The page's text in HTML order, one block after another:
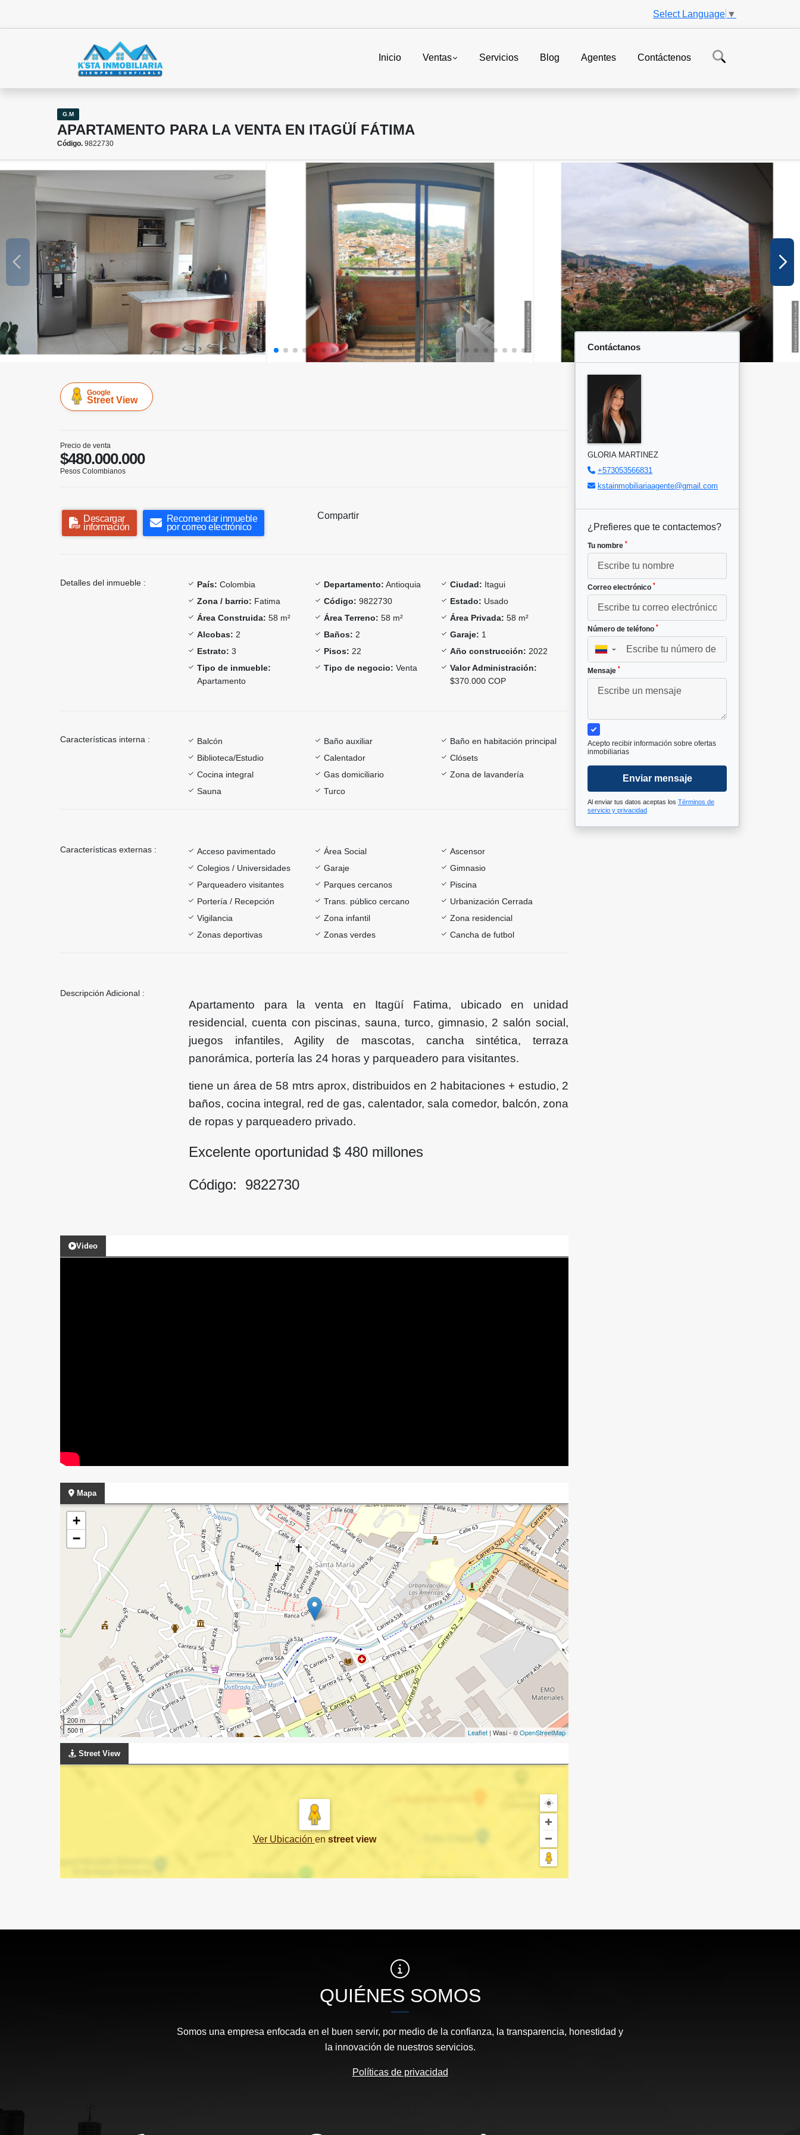
Select Language ▼
Inicio Ventas Servicios Blog Agentes Contáctenos
G.M
APARTAMENTO PARA LA VENTA EN ITAGÜÍ FÁTIMA
Código. 9822730
Google
Street View
Precio de venta
$480.000.000
Pesos Colombianos
Descargar
información
Recomendar inmueble
por correo electrónico
Compartir
Detalles del inmueble : País: Colombia Departamento: Antioquia Ciudad: Itagui
Zona / barrio: Fatima Código: 9822730 Estado: Usado
Área Construida: 58 m² Área Terreno: 58 m² Área Privada: 58 m²
Alcobas: 2 Baños: 2 Garaje: 1
Estrato: 3 Pisos: 22 Año construcción: 2022
Tipo de inmueble:
Apartamento
Tipo de negocio: Venta
Valor Administración:
$370.000 COP
Características interna : Balcón Baño auxiliar
Baño en habitación principal
Biblioteca/Estudio
Calentador
Clósets
Cocina integral
Gas domiciliario
Zona de lavandería
Sauna
Turco
Características externas : Acceso pavimentado Área Social
Ascensor
Colegios / Universidades
Garaje
Gimnasio
Parqueadero visitantes
Parques cercanos
Piscina
Portería / Recepción
Trans. público cercano
Urbanización Cerrada
Vigilancia
Zona infantil
Zona residencial
Zonas deportivas
Zonas verdes Cancha de futbol
Descripción Adicional :
Apartamento para la venta en Itagüí Fatima, ubicado en unidad
residencial, cuenta con piscinas, sauna, turco, gimnasio, 2 salón social,
juegos infantiles, Agility de mascotas, cancha sintética, terraza
panorámica, portería las 24 horas y parqueadero para visitantes.
tiene un área de 58 mtrs aprox, distribuidos en 2 habitaciones + estudio, 2
baños, cocina integral, red de gas, calentador, sala comedor, balcón, zona
de ropas y parqueadero privado.
Excelente oportunidad $ 480 millones
Código: 9822730
Video
Mapa
+
−
200 m
500 ft
Leaflet | Wasi - ©OpenStreetMap
Street View
Ver Ubicación en street view
Contáctanos
GLORIA MARTINEZ
+573053566831
kstainmobiliariaagente@gmail.com
¿Prefieres que te contactemos?
Tu nombre *
Correo electrónico *
Número de teléfono *
▼
Mensaje *
Acepto recibir información sobre ofertas
inmobiliarias
Enviar mensaje
Al enviar tus datos aceptas los Términos de
servicio y privacidad
QUIÉNES SOMOS
Somos una empresa enfocada en el buen servir, por medio de la confianza, la transparencia, honestidad y
la innovación de nuestros servicios.
Políticas de privacidad